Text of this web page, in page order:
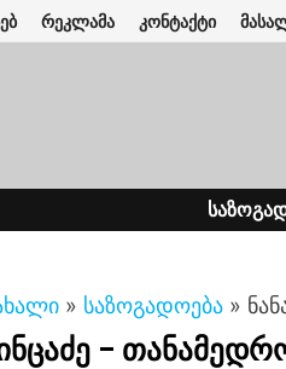
რეკლამა კონტაქტი
» საზოგადოება »
–